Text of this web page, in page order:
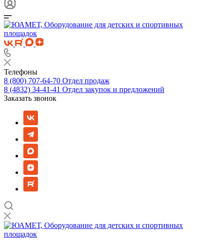
Телефоны
8 (800) 707-64-70 Отдел продаж
8 (4832) 34-41-41 Отдел закупок и предложений
Заказать звонок